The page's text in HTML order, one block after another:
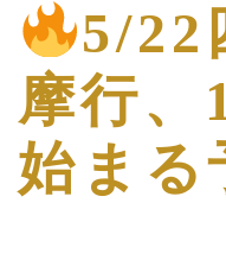
5/22
摩行、
始まる